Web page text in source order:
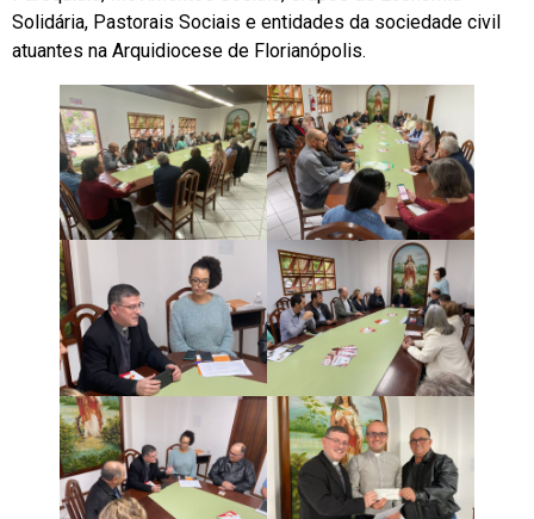
Solidária, Pastorais Sociais e entidades da sociedade civil
atuantes na Arquidiocese de Florianópolis.